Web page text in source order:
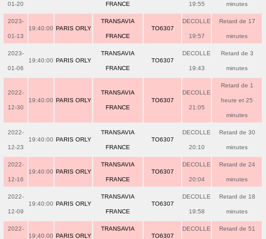
01-20 FRANCE 19:55 minutes
2023-
01-13
19:40:00 PARIS ORLY
TRANSAVIA
FRANCE
TO6307
DECOLLE
19:57
Retard de 17
minutes
2023-
01-06
19:40:00 PARIS ORLY
TRANSAVIA
FRANCE
TO6307
DECOLLE
19:43
Retard de 3
minutes
2022-
12-30
19:40:00 PARIS ORLY
TRANSAVIA
FRANCE
TO6307
DECOLLE
21:05
Retard de 1
heure et 25
minutes
2022-
12-23
19:40:00 PARIS ORLY
TRANSAVIA
FRANCE
TO6307
DECOLLE
20:10
Retard de 30
minutes
2022-
12-16
19:40:00 PARIS ORLY
TRANSAVIA
FRANCE
TO6307
DECOLLE
20:04
Retard de 24
minutes
2022-
12-09
19:40:00 PARIS ORLY
TRANSAVIA
FRANCE
TO6307
DECOLLE
19:58
Retard de 18
minutes
2022-
19:40:00 PARIS ORLY
TRANSAVIA
TO6307
DECOLLE Retard de 51